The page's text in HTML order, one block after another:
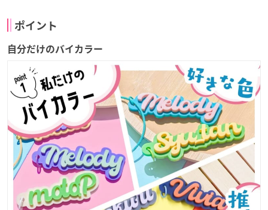
ポイント
自分だけのバイカラー